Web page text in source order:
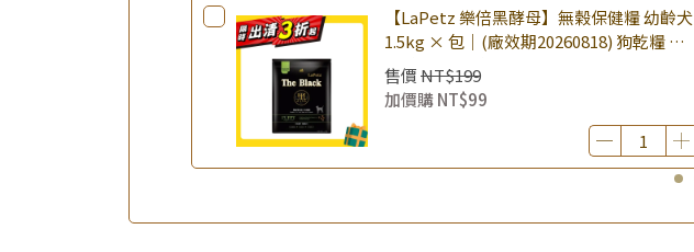
【LaPetz 樂倍黑酵母】無榖保健糧 幼齡犬
1.5kg × 包｜(廠效期20260818) 狗乾糧 狗
飼料 幼犬飼料 無穀配方｜即期品
售價NT$199
加價購NT$99